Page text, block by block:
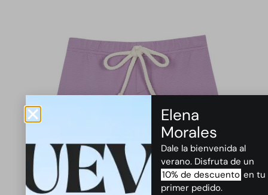
Elena
Morales
Dale la bienvenida al
verano. Disfruta de un
10% de descuento en tu
primer pedido.